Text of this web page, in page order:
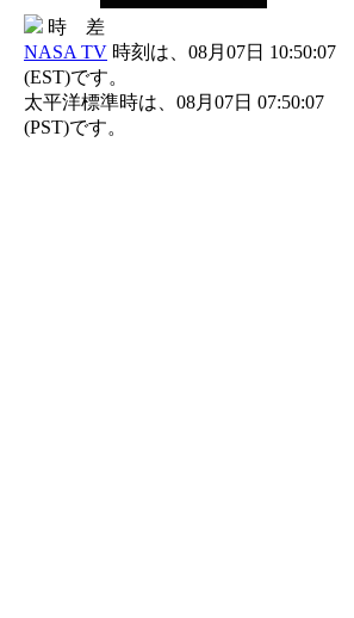
時 差
NASA TV 時刻は、08月07日 10:50:07
(EST)です。
太平洋標準時は、08月07日 07:50:07
(PST)です。